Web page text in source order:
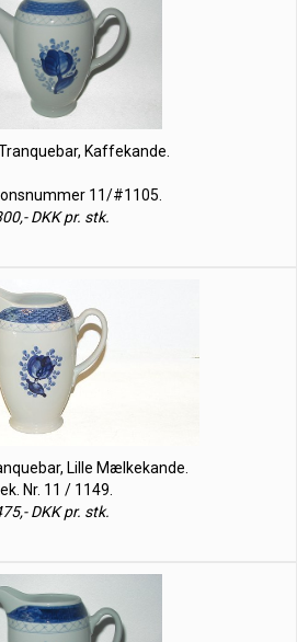
Kaffekande.
11/#1105.
DKK pr. stk.
Lille Mælkekande.
Nr. 11 / 1149.
DKK pr. stk.